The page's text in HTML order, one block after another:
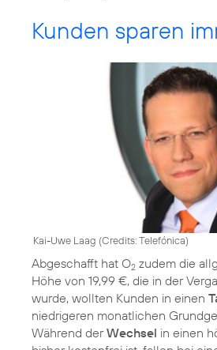
Kunden sparen
Kai-Uwe Laag (Credits: Telefónica)
Abgeschafft hat O2 zudem die
Höhe von 19,99 €, die in der
wurde, wollten Kunden in einen
niedrigeren monatlichen
Während derWechsel in einen